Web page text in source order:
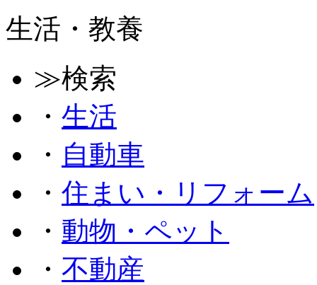
生活・教養
≫検索
・ 生活
・ 自動車
・ 住まい・リフォーム
・ 動物・ペット
・ 不動産